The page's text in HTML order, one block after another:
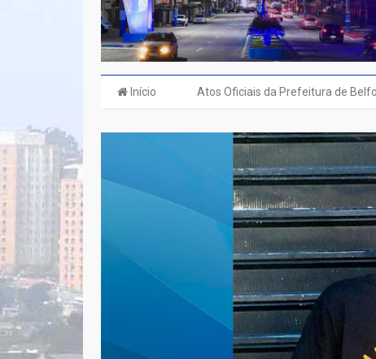
Início Atos Oficiais da Prefeitura de